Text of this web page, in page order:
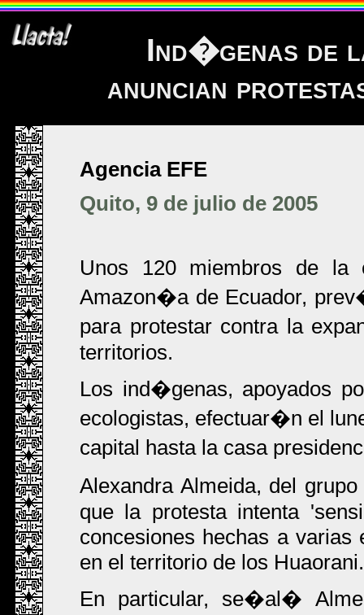
Ind�genas de
anuncian
Agencia EFE
Quito, 9 de julio de 2005
Unos 120 miembros de la
Amazon�a de Ecuador,
para protestar contra la
territorios.
Los ind�genas, apoyados
ecologistas, efectuar�n el
capital hasta la casa
Alexandra Almeida, del
que la protesta intenta
concesiones hechas a varias
en el territorio de los Huaorani.
En particular, se�al�